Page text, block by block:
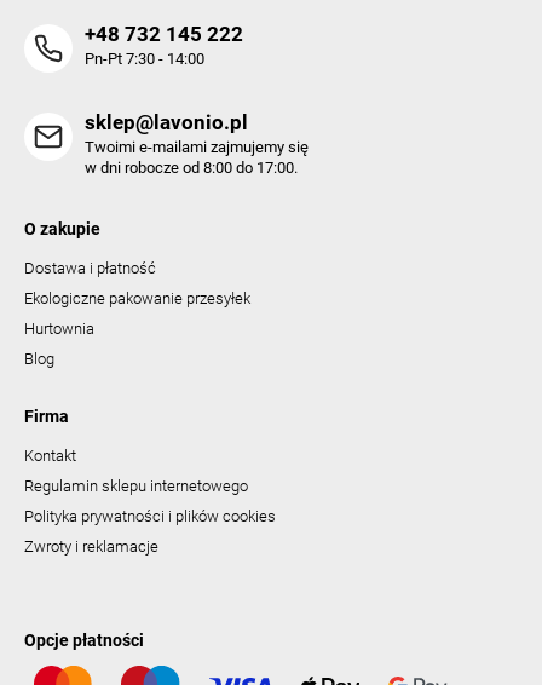
+48 732 145 222
Pn-Pt 7:30 - 14:00
sklep@lavonio.pl
Twoimi e-mailami zajmujemy się
w dni robocze od 8:00 do 17:00.
O zakupie
Dostawa i płatność
Ekologiczne pakowanie przesyłek
Hurtownia
Blog
Firma
Kontakt
Regulamin sklepu internetowego
Polityka prywatności i plików cookies
Zwroty i reklamacje
Opcje płatności